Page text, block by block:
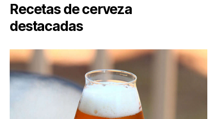
Recetas de cerveza
destacadas